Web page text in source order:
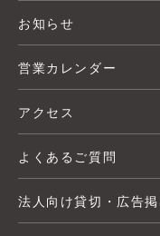
お知らせ
営業カレンダー
アクセス
よくあるご質問
法人向け貸切・広告